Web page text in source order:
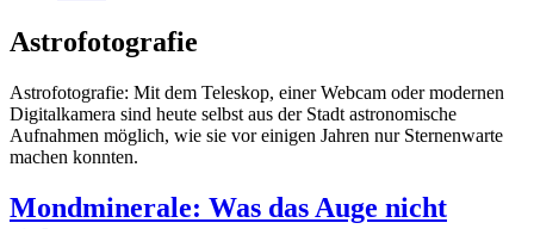
Astrofotografie
Astrofotografie: Mit dem Teleskop, einer Webcam oder modernen
Digitalkamera sind heute selbst aus der Stadt astronomische
Aufnahmen möglich, wie sie vor einigen Jahren nur Sternenwarte
machen konnten.
Mondminerale: Was das Auge nicht